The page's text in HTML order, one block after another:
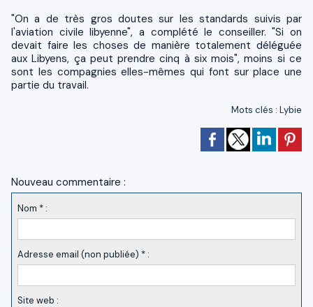
"On a de très gros doutes sur les standards suivis par
l'aviation civile libyenne", a complété le conseiller. "Si on
devait faire les choses de manière totalement déléguée
aux Libyens, ça peut prendre cinq à six mois", moins si ce
sont les compagnies elles-mêmes qui font sur place une
partie du travail.
Mots clés : Lybie
Nouveau commentaire :
Nom * :
Adresse email (non publiée) * :
Site web :